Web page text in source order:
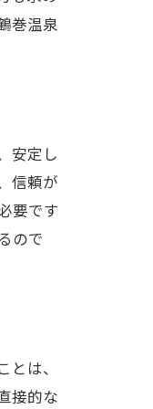
巻温泉
安定し
信頼が
要です
ので
は、
接的な